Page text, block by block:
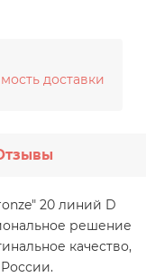
доставки
20 линий D
решение
качество,